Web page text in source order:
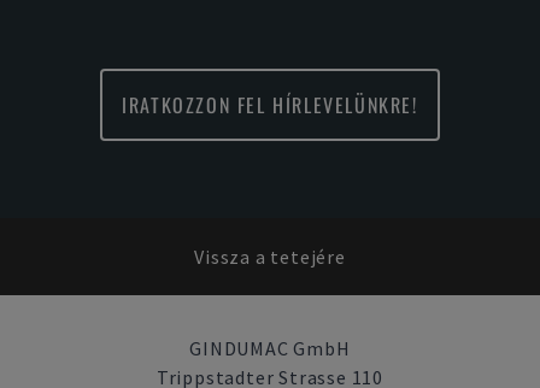
IRATKOZZON FEL HÍRLEVELÜNKRE!
Vissza a tetejére
GINDUMAC GmbH
Trippstadter Strasse 110